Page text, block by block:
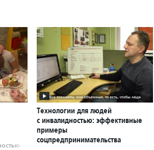
Технологии для людей
с инвалидностью: эффективные
примеры
соцпредпринимательства